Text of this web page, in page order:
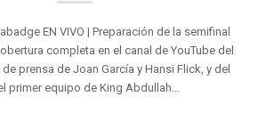
EN VIVO | Preparación de la semifinal
completa en el canal de YouTube del
prensa de Joan García y Hansi Flick, y del
primer equipo de King Abdullah…